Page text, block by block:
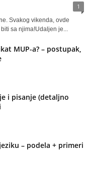
1
Svakog vikenda, ovde
sa njima!Udaljen je...
MUP-a? – postupak,
i pisanje (detaljno
– podela + primeri